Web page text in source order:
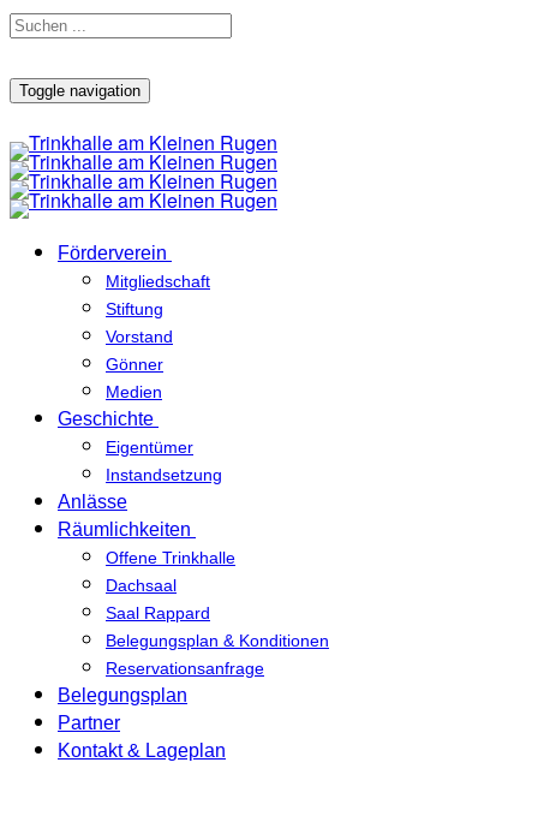
Toggle navigation
Förderverein
Mitgliedschaft
Stiftung
Vorstand
Gönner
Medien
Geschichte
Eigentümer
Instandsetzung
Anlässe
Räumlichkeiten
Offene Trinkhalle
Dachsaal
Saal Rappard
Belegungsplan & Konditionen
Reservationsanfrage
Belegungsplan
Partner
Kontakt & Lageplan